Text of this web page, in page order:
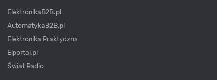
ElektronikaB2B.pl
AutomatykaB2B.pl
Elektronika Praktyczna
Elportal.pl
Świat Radio